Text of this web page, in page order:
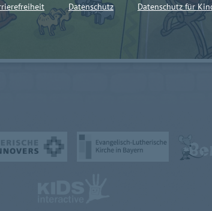
Datenschutz Datenschutz für